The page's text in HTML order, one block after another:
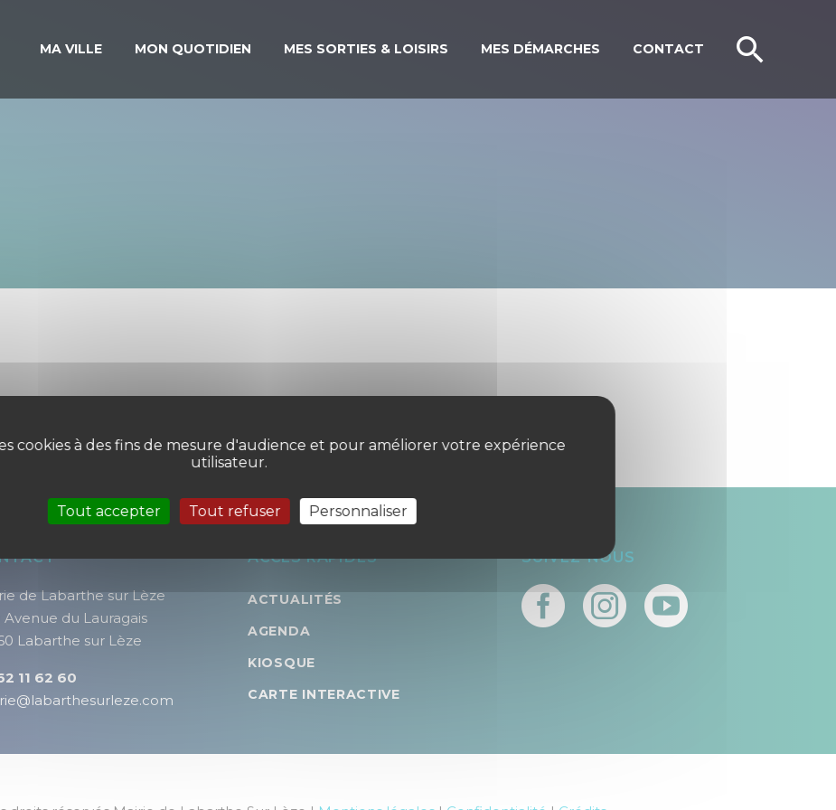
MA VILLE MON QUOTIDIEN MES SORTIES & LOISIRS MES DÉMARCHES CONTACT
de Labarthe sur Lèze
Avenue du Lauragais
Labarthe sur Lèze
11 62 60
ACCES RAPIDES
ACTUALITÉS
AGENDA
KIOSQUE
CARTE INTERACTIVE
SUIVEZ-NOUS
cookies à des fins de mesure d'audience et pour améliorer votre expérience
utilisateur.
Tout accepter Tout refuser Personnaliser